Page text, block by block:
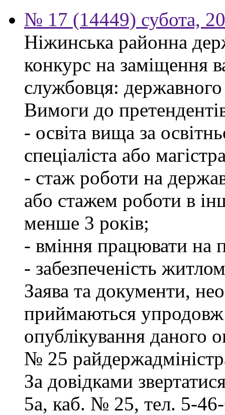
№ 17 (14449) субота,
Ніжинська районна
конкурс на заміщення
службовця: державного
Вимоги до
- освіта вища за
спеціаліста або
- стаж роботи на
або стажем роботи в
менше 3 років;
- вміння працювати на
- забезпеченість
Заява та документи,
приймаються упродовж
опублікування даного
№ 25
За довідками
5а, каб. № 25, тел. 5-